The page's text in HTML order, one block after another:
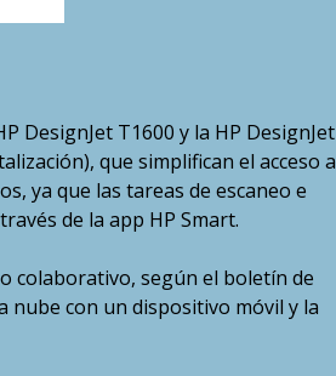
DesignJet T1600 y la HP DesignJet
que simplifican el acceso a
ya que las tareas de escaneo e
de la app HP Smart.
colaborativo, según el boletín de
nube con un dispositivo móvil y la